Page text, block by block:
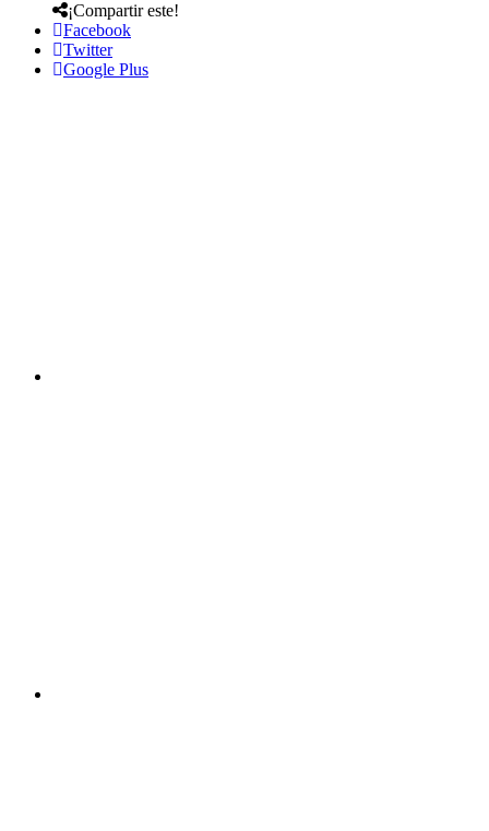
¡Compartir este!
Facebook
Twitter
Google Plus